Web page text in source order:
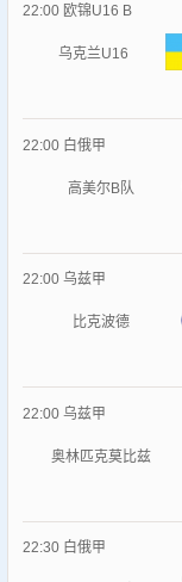
22:00 欧锦U16 B
乌克兰U16
22:00 白俄甲
高美尔B队
22:00 乌兹甲
比克波德
22:00 乌兹甲
奥林匹克莫比兹
22:30 白俄甲